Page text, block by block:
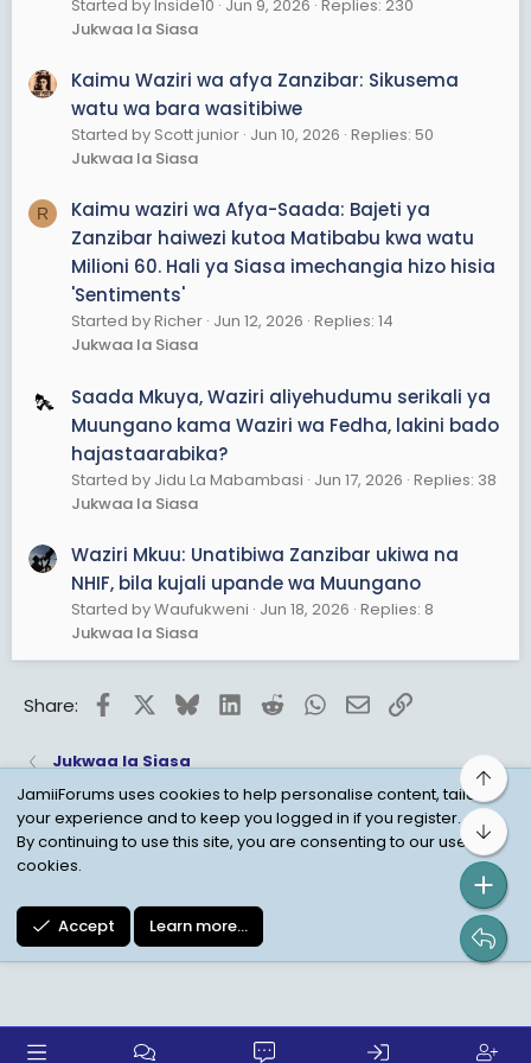
kwa mtu ambaye kwa
zile ambazo zilikuwa
mtu anatengeneza
yake, kwa mimi
it was really
fine."amesema Waziri Saada
Amekiri kuwa gharama za uendeshaji wa huduma za
afya ni kubwa mno, na Serikali ya Mapinduzi ya Zanzibar
kutoa huduma bila vizuizi au udhibiti thabiti
(restrictions).
"Tunawahimiza kila ambapo mtu unakwenda kupeleka
matibabu kadi maana yake uwe
detailszako, next timeunapokuja tuhakikishe kwamba
tayari una ZHFS. Kwa hiyo ule ulikuwa ni
Services Fund. Kwa hiyo hiyo imekuwa, lakini sasa
gharama za matibabu ni kubwa mno. Sisi kama Serikali
ya Mapinduzi ya Zanzibar tunashindwa ku-
kwamba kila anayekuja ukimpa matibabu kadi alafu
anakwenda kupata matibabu alafu hakuna
restriction"
View attachment 3605995
Started by Inside10 Jun 9, 2026 Replies: 230
Jukwaa la Siasa
Kaimu Waziri wa afya Zanzibar: Sikusema
watu wa bara wasitibiwe
Started by Scott junior Jun 10, 2026 Replies: 50
Jukwaa la Siasa
R
Kaimu waziri wa Afya-Saada: Bajeti ya
Zanzibar haiwezi kutoa Matibabu kwa watu
Milioni 60. Hali ya Siasa imechangia hizo hisia
'Sentiments'
Started by Richer Jun 12, 2026 Replies: 14
Jukwaa la Siasa
Saada Mkuya, Waziri aliyehudumu serikali ya
Muungano kama Waziri wa Fedha, lakini bado
hajastaarabika?
Started by Jidu La Mabambasi Jun 17, 2026 Replies: 38
Jukwaa la Siasa
Waziri Mkuu: Unatibiwa Zanzibar ukiwa na
NHIF, bila kujali upande wa Muungano
Started by Waufukweni Jun 18, 2026 Replies: 8
Jukwaa la Siasa
Share: FacebookBlueskyLinkedInRedditWhatsApp
EmailLink
Jukwaa la Siasa
Child Protection Policy
Personal Data Protection
JamiiForums uses cookies to help personalise content, tailor
your experience and to keep you logged in if you register.
By continuing to use this site, you are consenting to our use of
cookies.
Accept Learn more…
Top